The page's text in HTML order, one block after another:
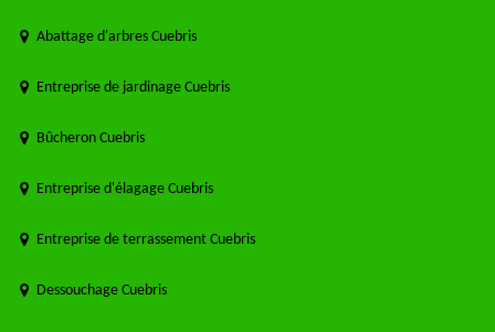
Abattage d'arbres Cuebris
Entreprise de jardinage Cuebris
Bûcheron Cuebris
Entreprise d'élagage Cuebris
Entreprise de terrassement Cuebris
Dessouchage Cuebris